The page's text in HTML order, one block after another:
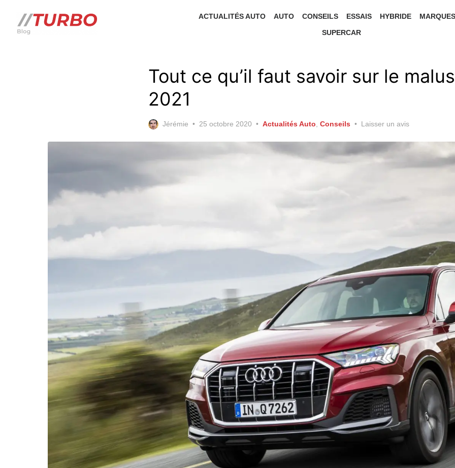
ACTUALITÉS AUTO AUTO CONSEILS ESSAIS HYBRIDE
MARQUES
SUPERCAR
Tout ce qu’il faut savoir sur le
2021
Jérémie
Posted
25 octobre 2020 Actualités Auto Conseils Laisser un avis